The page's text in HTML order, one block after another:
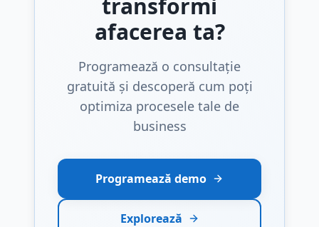
transformi
afacerea ta?
Programează o consultație
gratuită și descoperă cum poți
optimiza procesele tale de
business
Programează demo
Explorează